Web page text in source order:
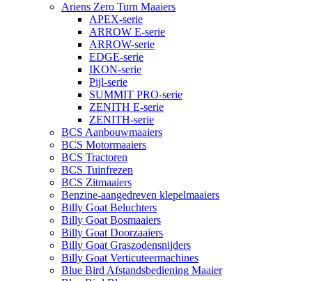
Ariens Zero Turn Maaiers
APEX-serie
ARROW E-serie
ARROW-serie
EDGE-serie
IKON-serie
Pijl-serie
SUMMIT PRO-serie
ZENITH E-serie
ZENITH-serie
BCS Aanbouwmaaiers
BCS Motormaaiers
BCS Tractoren
BCS Tuinfrezen
BCS Zitmaaiers
Benzine-aangedreven klepelmaaiers
Billy Goat Beluchters
Billy Goat Bosmaaiers
Billy Goat Doorzaaiers
Billy Goat Graszodensnijders
Billy Goat Verticuteermachines
Blue Bird Afstandsbediening Maaier